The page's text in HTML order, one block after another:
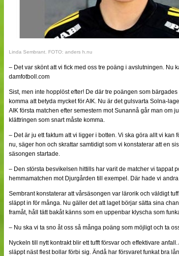
Linda Sembrant. FOTO: anders h.nu
– Det var skönt att vi fick med oss tre poäng i avslutningen. Nu
damfotboll.com
Sist, men inte hopplöst efter! De där tre poängen som
komma att betyda mycket för AIK. Nu är det gulsvarta Solna-
AIK första matchen efter semestern mot Sunannå går man om
klättringen som snart måste komma.
– Det är ju ett faktum att vi ligger i botten. Vi ska göra allt vi kan
nu, säger hon och skrattar samtidigt som vi konstaterar att en
säsongen startade.
– Den största besvikelsen hittills har varit de matcher vi tappat
hemmamatchen mot Djurgården till exempel. Där hade vi
Sembrant konstaterar att vårsäsongen var lärorik och väldigt
släppt in för många. Nu gäller det att laget börjar sätta sina
framåt, håll tätt bakåt känns som en uppenbar klyscha som
– Nu ska vi ta sno åt oss så många poäng som möjligt och ta
Nyckeln till nytt kontrakt blir ett tufft försvar och effektivare
släppt näst flest bollar förbi sig. Ändå har försvaret funkat bra